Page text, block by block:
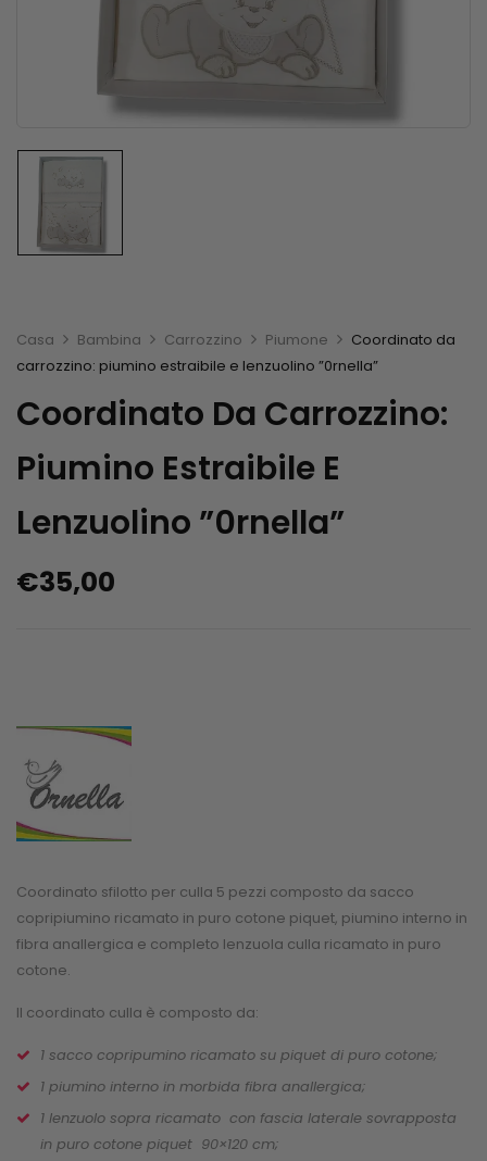
Casa Bambina Carrozzino Piumone
Coordinato da
carrozzino: piumino estraibile e lenzuolino ”0rnella”
Coordinato Da Carrozzino:
Piumino Estraibile E
Lenzuolino ”0rnella”
€35,00
Coordinato sfilotto per culla 5 pezzi composto da sacco
copripiumino ricamato in puro cotone piquet, piumino interno in
fibra anallergica e completo lenzuola culla ricamato in puro
cotone.
Il coordinato culla è composto da:
1 sacco copripumino ricamato su piquet di puro cotone;
1 piumino interno in morbida fibra anallergica;
1 lenzuolo sopra ricamato con fascia laterale sovrapposta
in puro cotone piquet 90×120 cm;